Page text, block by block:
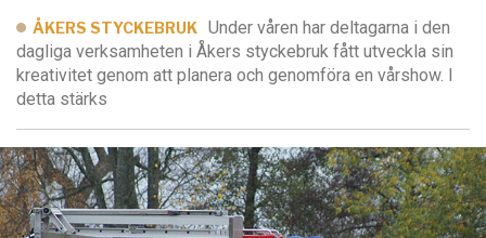
ÅKERS STYCKEBRUK Under våren har deltagarna i den
dagliga verksamheten i Åkers styckebruk fått utveckla sin
kreativitet genom att planera och genomföra en vårshow. I
detta stärks